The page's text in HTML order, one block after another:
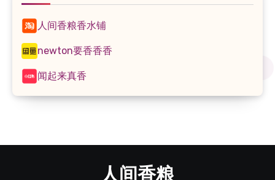
人间香粮香水铺
newton要香香香
闻起来真香
人间香粮